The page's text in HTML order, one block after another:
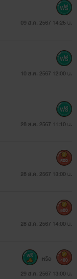
09 ส.ค. 2567 14:25 น.
10 ส.ค. 2567 12:00 น.
28 ส.ค. 2567 11:10 น.
28 ส.ค. 2567 13:00 น.
500
28 ส.ค. 2567 14:00 น.
500
29 ส.ค. 2567 13:00 น.
หรือ 400